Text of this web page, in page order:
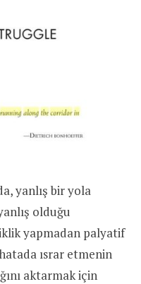
yanlış bir yola
olduğu
yapmadan palyatif
ısrar etmenin
aktarmak için